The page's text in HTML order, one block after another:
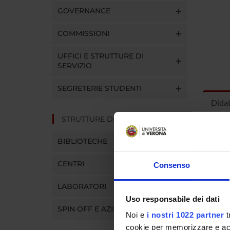
Consenso
Uso responsabile dei dati
Noi e i nostri 1022 partner
cookie per memorizzare e
GOVERNANCE
COMMISSIONI
UFFICI E STRUTTURE DI
SERVIZIO
SEGRETERIE STUDENTI
STRUTTURE DEL DIPARTIMENTO
BIBLIOTECHE
CENTRI
LABORATORI
SPIN OFF E AZIENDE